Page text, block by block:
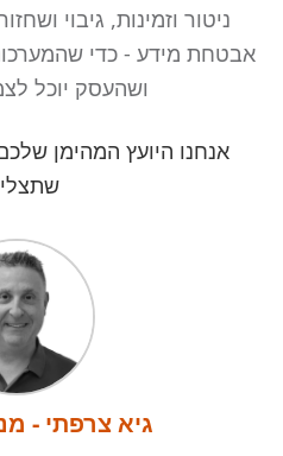
אבטחת מידע - כדי
ושהעסק יוכל
אנחנו היועץ המהימן
גיא צרפתי -